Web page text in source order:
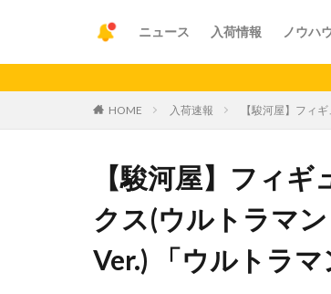
ニュース 入荷情報 ノウハ
HOME 入荷速報 【駿河屋】フィ
【駿河屋】フィ
クス(ウルトラマ
Ver.) 「ウルトラマ